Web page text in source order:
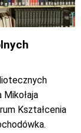
Mikołaja
Kształcenia